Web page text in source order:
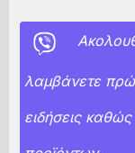
λαμβάνετε
ειδήσεις καθώς